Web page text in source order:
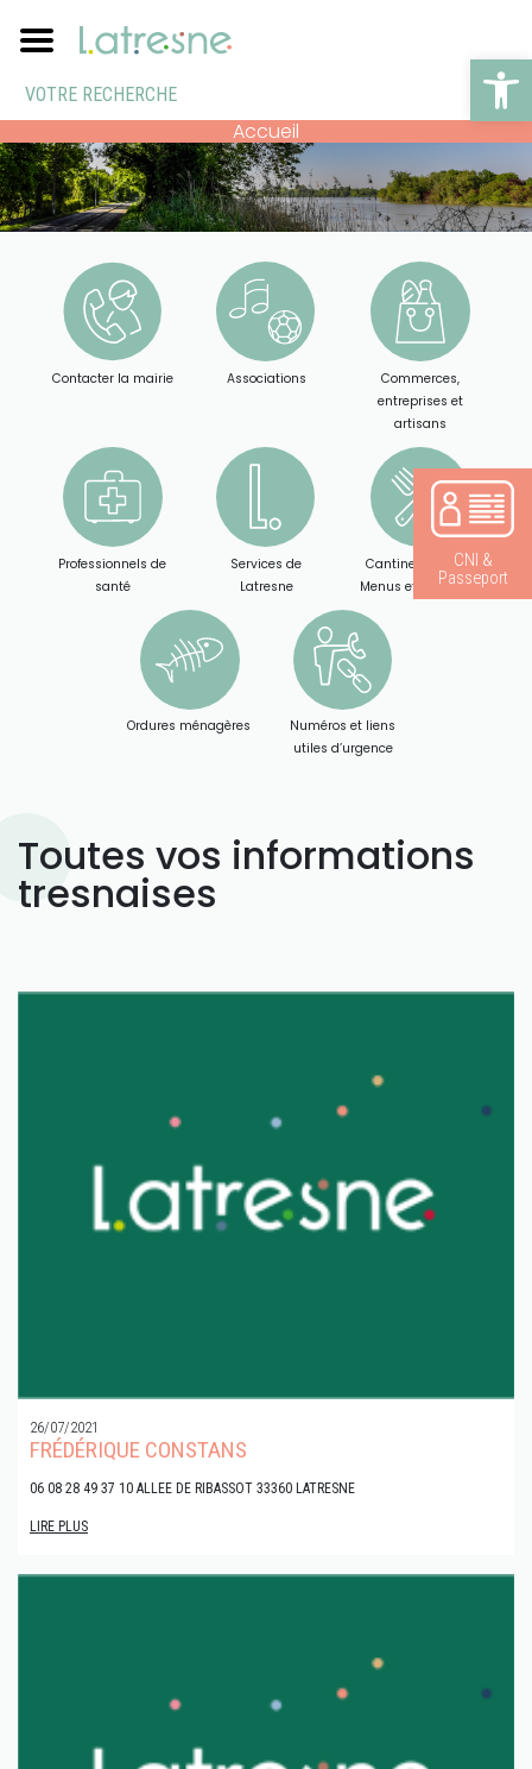
Accueil
Contacter la mairie Associations
Commerces,
entreprises et
artisans
Professionnels de
santé
Services de
Latresne
Cantine scolaire :
Menus et Paiement
Ordures ménagères
Numéros et liens
utiles d’urgence
Toutes vos informations
tresnaises
26/07/2021
FRÉDÉRIQUE CONSTANS
06 08 28 49 37 10 ALLEE DE RIBASSOT 33360 LATRESNE
LIRE PLUS
CNI &
Passeport